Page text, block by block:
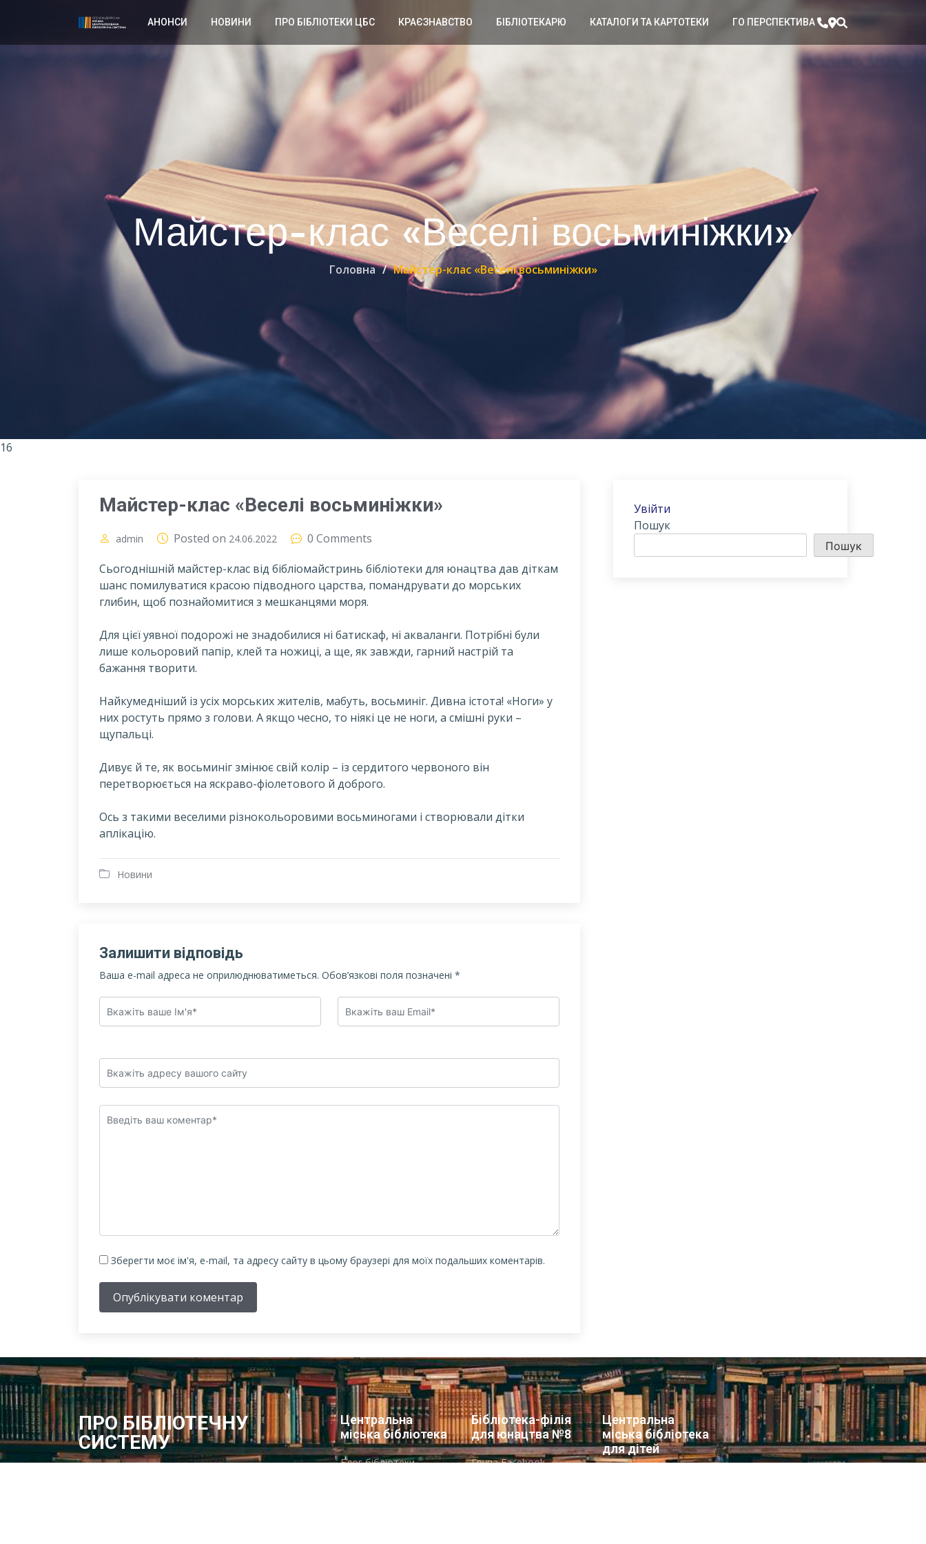
АНОНСИ НОВИНИ ПРО БІБЛІОТЕКИ ЦБС КРАЄЗНАВСТВО БІБЛІОТЕКАРЮ КАТАЛОГИ ТА КАРТОТЕКИ ГО ПЕРСПЕКТИВА
Майстер-клас «Веселі восьминіжки»
Головна Майстер-клас «Веселі восьминіжки»
16
Майстер-клас «Веселі восьминіжки»
admin Posted on 24.06.2022
0 Comments
Сьогоднішній майстер-клас від бібліомайстринь бібліотеки для юнацтва дав діткам
шанс помилуватися красою підводного царства, помандрувати до морських
глибин, щоб познайомитися з мешканцями моря.
Для цієї уявної подорожі не знадобилися ні батискаф, ні акваланги. Потрібні були
лише кольоровий папір, клей та ножиці, а ще, як завжди, гарний настрій та
бажання творити.
Найкумедніший із усіх морських жителів, мабуть, восьминіг. Дивна істота! «Ноги» у
них ростуть прямо з голови. А якщо чесно, то ніякі це не ноги, а смішні руки –
щупальці.
Дивує й те, як восьминіг змінює свій колір – із сердитого червоного він
перетворюється на яскраво-фіолетового й доброго.
Ось з такими веселими різнокольоровими восьминогами і створювали дітки
аплікацію.
Новини
Залишити відповідь
Ваша e-mail адреса не оприлюднюватиметься. Обов’язкові поля позначені *
Зберегти моє ім'я, e-mail, та адресу сайту в цьому браузері для моїх подальших коментарів.
Опублікувати коментар
Увійти
Пошук
Пошук
ПРО БІБЛІОТЕЧНУ
СИСТЕМУ
Центральна
міська бібліотека
Блог бібліотеки
Бібліотека-філія
для юнацтва №8
Група Facebook
Центральна
міська бібліотека
для дітей